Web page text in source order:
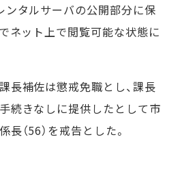
ンタルサーバの公開部分に保
ネット上で閲覧可能な状態に
長補佐は懲戒免職とし、課長
続きなしに提供したとして市
（56）を戒告とした。